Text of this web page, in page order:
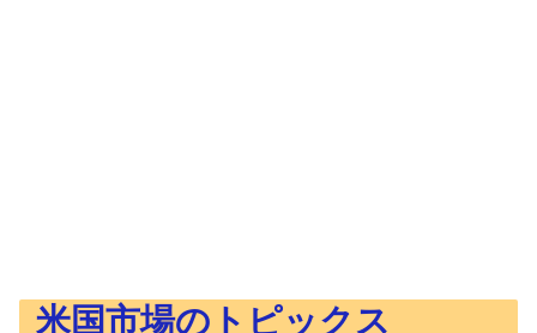
米国市場のトピックス